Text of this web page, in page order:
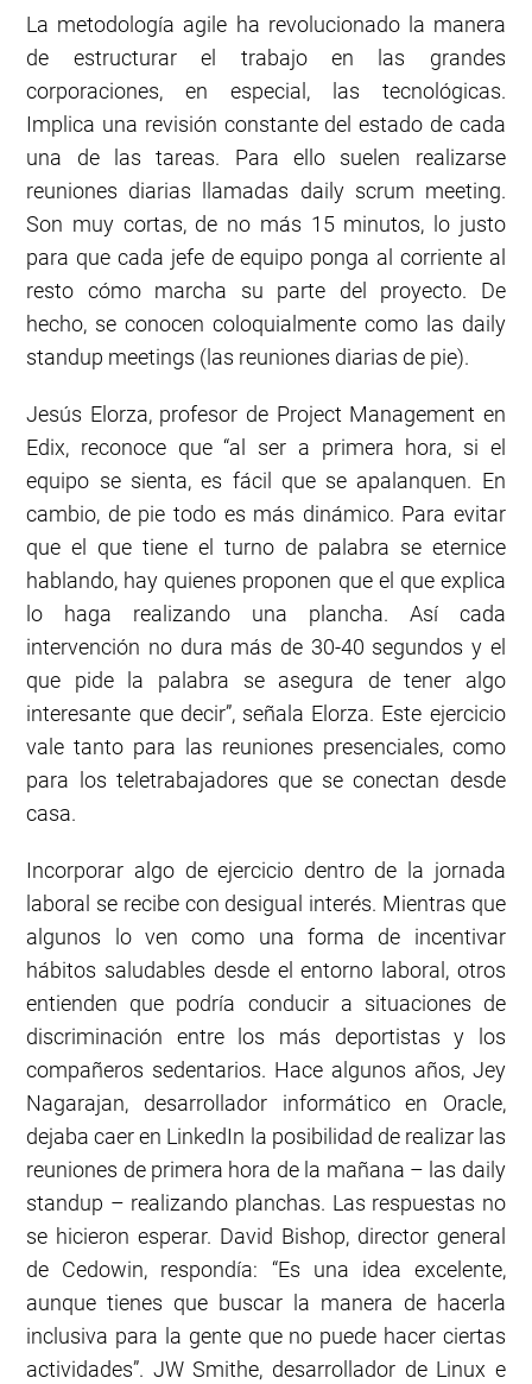
La metodología agile ha revolucionado la manera
de estructurar el trabajo en las grandes
corporaciones, en especial, las tecnológicas.
Implica una revisión constante del estado de cada
una de las tareas. Para ello suelen realizarse
reuniones diarias llamadas daily scrum meeting.
Son muy cortas, de no más 15 minutos, lo justo
para que cada jefe de equipo ponga al corriente al
resto cómo marcha su parte del proyecto. De
hecho, se conocen coloquialmente como las daily
standup meetings (las reuniones diarias de pie).
Jesús Elorza, profesor de Project Management en
Edix, reconoce que “al ser a primera hora, si el
equipo se sienta, es fácil que se apalanquen. En
cambio, de pie todo es más dinámico. Para evitar
que el que tiene el turno de palabra se eternice
hablando, hay quienes proponen que el que explica
lo haga realizando una plancha. Así cada
intervención no dura más de 30-40 segundos y el
que pide la palabra se asegura de tener algo
interesante que decir”, señala Elorza. Este ejercicio
vale tanto para las reuniones presenciales, como
para los teletrabajadores que se conectan desde
casa.
Incorporar algo de ejercicio dentro de la jornada
laboral se recibe con desigual interés. Mientras que
algunos lo ven como una forma de incentivar
hábitos saludables desde el entorno laboral, otros
entienden que podría conducir a situaciones de
discriminación entre los más deportistas y los
compañeros sedentarios. Hace algunos años, Jey
Nagarajan, desarrollador informático en Oracle,
dejaba caer en LinkedIn la posibilidad de realizar las
reuniones de primera hora de la mañana – las daily
standup – realizando planchas. Las respuestas no
se hicieron esperar. David Bishop, director general
de Cedowin, respondía: “Es una idea excelente,
aunque tienes que buscar la manera de hacerla
inclusiva para la gente que no puede hacer ciertas
actividades”. JW Smithe, desarrollador de Linux e